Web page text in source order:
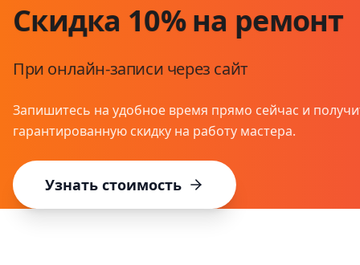
Скидка 10% на ремонт
При онлайн-записи через сайт
Запишитесь на удобное время прямо сейчас и
гарантированную скидку на работу мастера.
Узнать стоимость